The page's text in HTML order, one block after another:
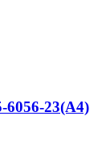
6056-23(А4)